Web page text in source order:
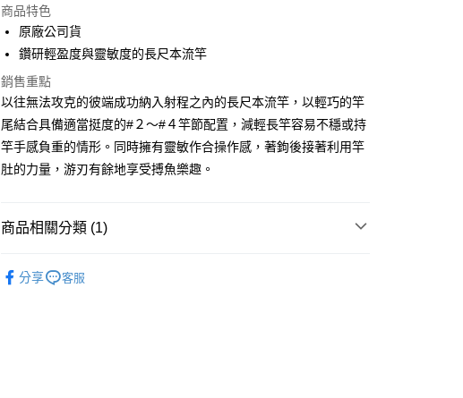
Apple Pay
街口支付
ATM付款
運送方式
商品特色
原廠公司貨
鑽研輕盈度與靈敏度的長尺本流竿
銷售重點
以往無法攻克的彼端成功納入射程之內的長尺本流竿，以輕巧的竿
尾結合具備適當挺度的#２～#４竿節配置，減輕長竿容易不穩或持
竿手感負重的情形。同時擁有靈敏作合操作感，著鉤後接著利用竿
肚的力量，游刃有餘地享受搏魚樂趣。
商品相關分類 (1)
分享
客服